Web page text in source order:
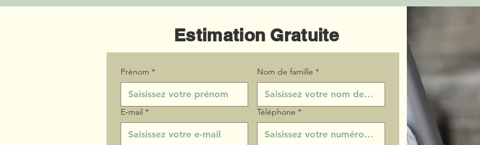
Estimation Gratuite
Prénom * Nom de famille *
E‑mail * Téléphone *